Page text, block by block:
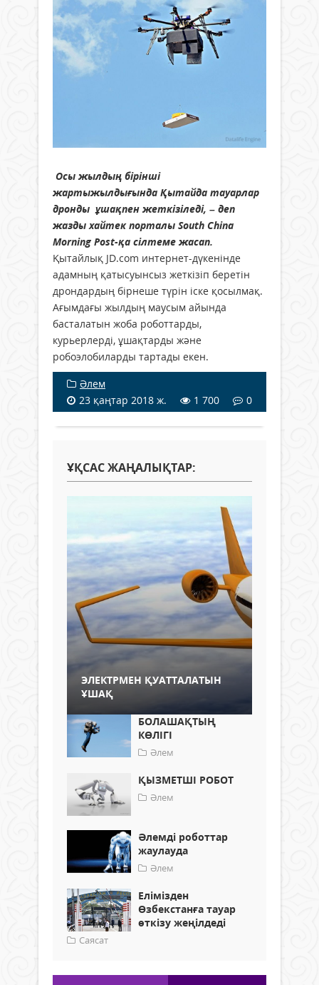
Осы жылдың бірінші
жартыжылдығында Қытайда тауарлар
дронды ұшақпен жеткізіледі, – деп
жазды хайтек порталы South China
Morning Post-қа сілтеме жасап.
Қытайлық JD.com интернет-дүкенінде
адамның қатысуынсыз жеткізіп беретін
дрондардың бірнеше түрін іске қосылмақ.
Ағымдағы жылдың маусым айында
басталатын жоба роботтарды,
курьерлерді, ұшақтарды және
робоэлобиларды тартады екен.
Әлем
23 қаңтар 2018 ж.
1 700 0
ҰҚСАС ЖАҢАЛЫҚТАР:
ЭЛЕКТРМЕН ҚУАТТАЛАТЫН
ҰШАҚ
БОЛАШАҚТЫҢ
КӨЛІГІ
Әлем
ҚЫЗМЕТШІ РОБОТ
Әлем
Әлемді роботтар
жаулауда
Әлем
Елімізден
Өзбекстанға тауар
өткізу жеңілдеді
Саясат